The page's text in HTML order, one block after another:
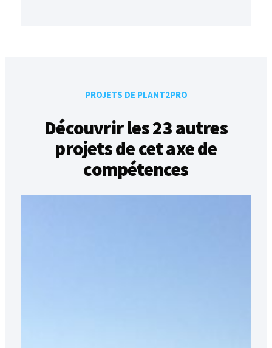
PROJETS DE PLANT2PRO
Découvrir les 23 autres
projets de cet axe de
compétences